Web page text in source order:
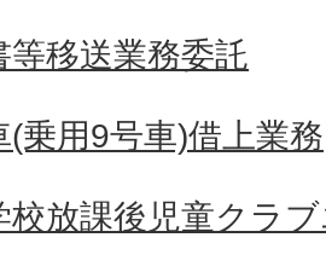
等移送業務委託
(乗用9号車)借上業務
校放課後児童クラ